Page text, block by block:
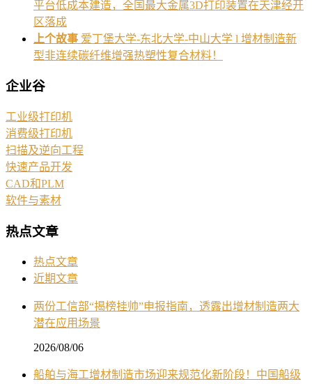
平台低成本建造，全国最大金属3D打印装置在天津经开
区落成
上个故事 爱丁堡大学-东北大学-中山大学 l 增材制造新
型非连续碳纤维增强热塑性复合材料！
企业谷
工业级打印机
消费级打印机
扫描及逆向工程
快速产品开发
CAD和PLM
软件与素材
热点文章
热点文章
近期文章
两份工信部“揭榜挂帅”申报指南，透露出增材制造两大
潜在应用场景
2026/08/06
船舶与海工增材制造市场迎来规范化新阶段！中国船级